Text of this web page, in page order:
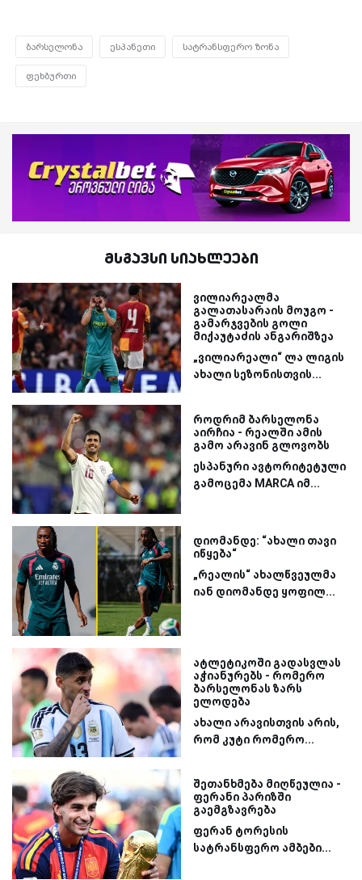
ბარსელონა ესპანეთი სატრანსფერო ზონა
ფეხბურთი
მსგავსი სიახლეები
ვილიარეალმა
გალათასარაის მოუგო -
გამარჯვების გოლი
მიქაუტაძის ანგარიშზეა
„ვილიარეალი“ ლა ლიგის
ახალი სეზონისთვის...
როდრიმ ბარსელონა
აირჩია - რეალში ამის
გამო არავინ გლოვობს
ესპანური ავტორიტეტული
გამოცემა MARCA იმ...
დიომანდე: “ახალი თავი
იწყება“
„რეალის“ ახალწვეულმა
იან დიომანდე ყოფილ...
ატლეტიკოში გადასვლას
აჭიანურებს - რომერო
ბარსელონას ზარს
ელოდება
ახალი არავისთვის არის,
რომ კუტი რომერო...
შეთანხმება მიღწეულია -
ფერანი პარიზში
გაემგზავრება
ფერან ტორესის
სატრანსფერო ამბები...